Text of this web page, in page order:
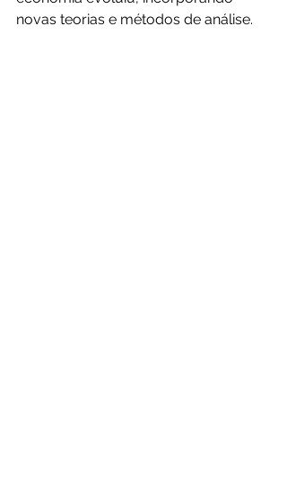
novas teorias e métodos de análise.